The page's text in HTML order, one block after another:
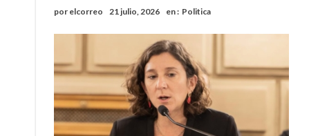
por elcorreo 21 julio, 2026 en : Politica